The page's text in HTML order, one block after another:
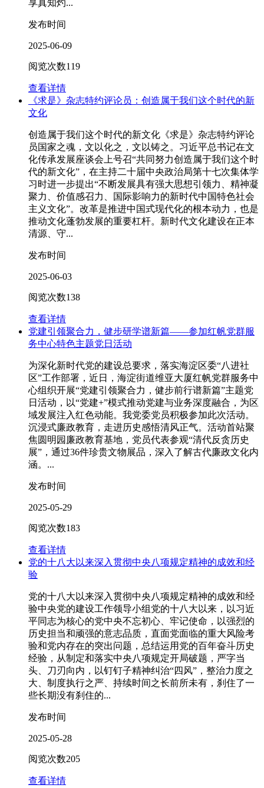
享真知灼...
发布时间
2025-06-09
阅览次数119
查看详情
《求是》杂志特约评论员：创造属于我们这个时代的新
文化
创造属于我们这个时代的新文化《求是》杂志特约评论
员国家之魂，文以化之，文以铸之。习近平总书记在文
化传承发展座谈会上号召“共同努力创造属于我们这个时
代的新文化”，在主持二十届中央政治局第十七次集体学
习时进一步提出“不断发展具有强大思想引领力、精神凝
聚力、价值感召力、国际影响力的新时代中国特色社会
主义文化”。改革是推进中国式现代化的根本动力，也是
推动文化蓬勃发展的重要杠杆。新时代文化建设在正本
清源、守...
发布时间
2025-06-03
阅览次数138
查看详情
党建引领聚合力，健步研学谱新篇——参加红帆党群服
务中心特色主题党日活动
为深化新时代党的建设总要求，落实海淀区委“八进社
区”工作部署，近日，海淀街道维亚大厦红帆党群服务中
心组织开展“党建引领聚合力，健步前行谱新篇”主题党
日活动，以“党建+”模式推动党建与业务深度融合，为区
域发展注入红色动能。我党委党员积极参加此次活动。
沉浸式廉政教育，走进历史感悟清风正气。活动首站聚
焦圆明园廉政教育基地，党员代表参观“清代反贪历史
展”，通过36件珍贵文物展品，深入了解古代廉政文化内
涵。...
发布时间
2025-05-29
阅览次数183
查看详情
党的十八大以来深入贯彻中央八项规定精神的成效和经
验
党的十八大以来深入贯彻中央八项规定精神的成效和经
验中央党的建设工作领导小组党的十八大以来，以习近
平同志为核心的党中央不忘初心、牢记使命，以强烈的
历史担当和顽强的意志品质，直面党面临的重大风险考
验和党内存在的突出问题，总结运用党的百年奋斗历史
经验，从制定和落实中央八项规定开局破题，严字当
头、刀刃向内，以钉钉子精神纠治“四风”，整治力度之
大、制度执行之严、持续时间之长前所未有，刹住了一
些长期没有刹住的...
发布时间
2025-05-28
阅览次数205
查看详情